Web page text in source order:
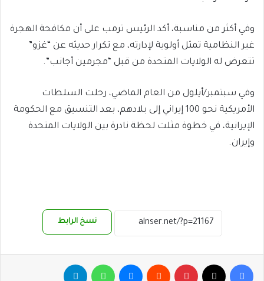
وفي أكثر من مناسبة، أكد الرئيس ترمب على أن مكافحة الهجرة
غير النظامية تمثل أولوية لإدارته، مع تكرار حديثه عن “غزو”
تتعرض له الولايات المتحدة من قبل “مجرمين أجانب”.
وفي سبتمبر/أيلول من العام الماضي، رحلت السلطات
الأمريكية نحو 100 إيراني إلى بلادهم، بعد التنسيق مع الحكومة
الإيرانية، في خطوة مثلت لحظة نادرة بين الولايات المتحدة
وإيران.
نسخ الرابط
فيسبوك بينتيريست ماسنجر واتساب